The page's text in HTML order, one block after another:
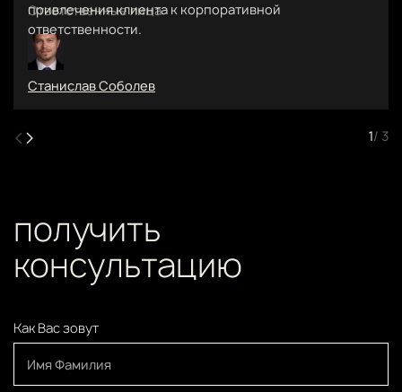
привлечения клиента к корпоративной
ответственности.
Ответственные лица
Станислав Соболев
1/ 3
получить
консультацию
Как Вас зовут